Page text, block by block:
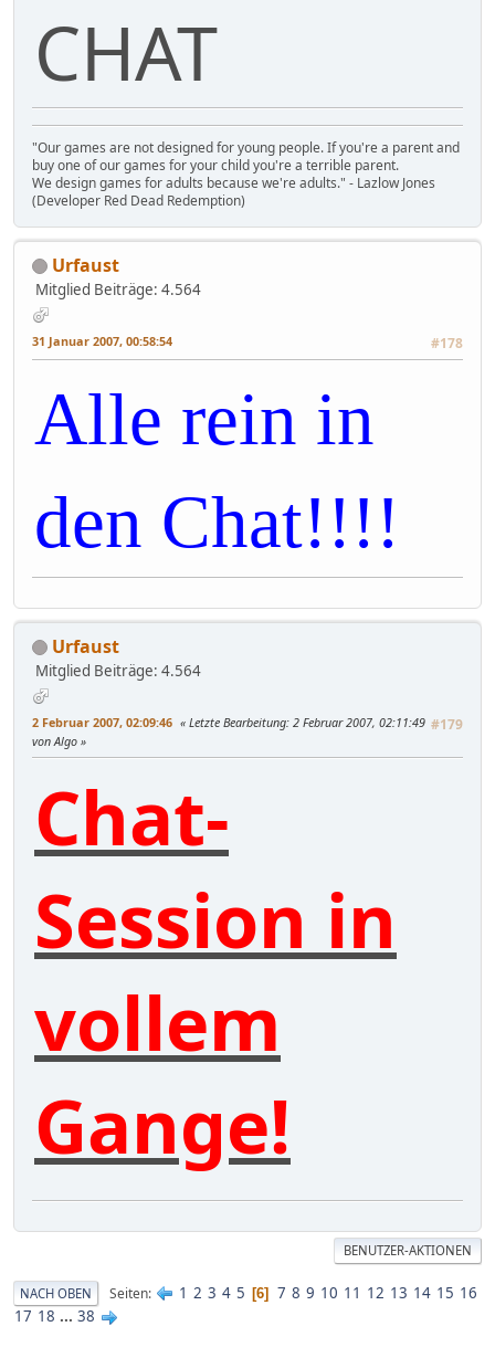
CHAT
"Our games are not designed for young people. If you're a parent and
buy one of our games for your child you're a terrible parent.
We design games for adults because we're adults." - Lazlow Jones
(Developer Red Dead Redemption)
Urfaust
Mitglied Beiträge: 4.564
31 Januar 2007, 00:58:54 #178
Alle rein in
den Chat!!!!
Urfaust
Mitglied Beiträge: 4.564
2 Februar 2007, 02:09:46 #179
Letzte Bearbeitung: 2 Februar 2007, 02:11:49
von Algo
Chat-
Session in
vollem
Gange!
BENUTZER-AKTIONEN
NACH OBEN Seiten 1 2 3 4 5 6 7 8 9 10 11 12 13 14 15 16
17 18 ... 38